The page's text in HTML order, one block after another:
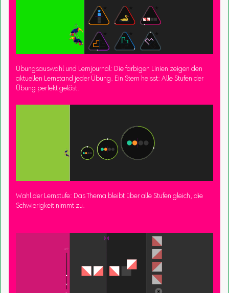
Übungsauswahl und Lernjournal: Die farbigen Linien zeigen den
aktuellen Lernstand jeder Übung. Ein Stern heisst: Alle Stufen der
Übung perfekt gelöst.
Wahl der Lernstufe: Das Thema bleibt über alle Stufen gleich, die
Schwierigkeit nimmt zu.